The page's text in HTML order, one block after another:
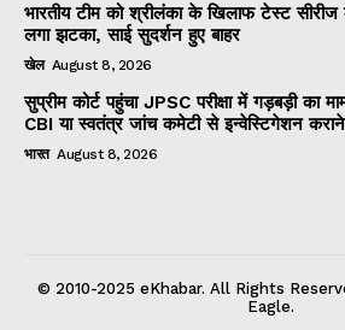
भारतीय टीम को श्रीलंका के खिलाफ टेस्ट
लगा झटका, साई सुदर्शन हुए बाहर
खेल August 8, 2026
सुप्रीम कोर्ट पहुंचा JPSC परीक्षा में गड़बड़ी का
CBI या स्वतंत्र जांच कमेटी से इन्वेस्टिगेशन
भारत August 8, 2026
© 2010-2025 eKhabar. All Rights
Eagle.